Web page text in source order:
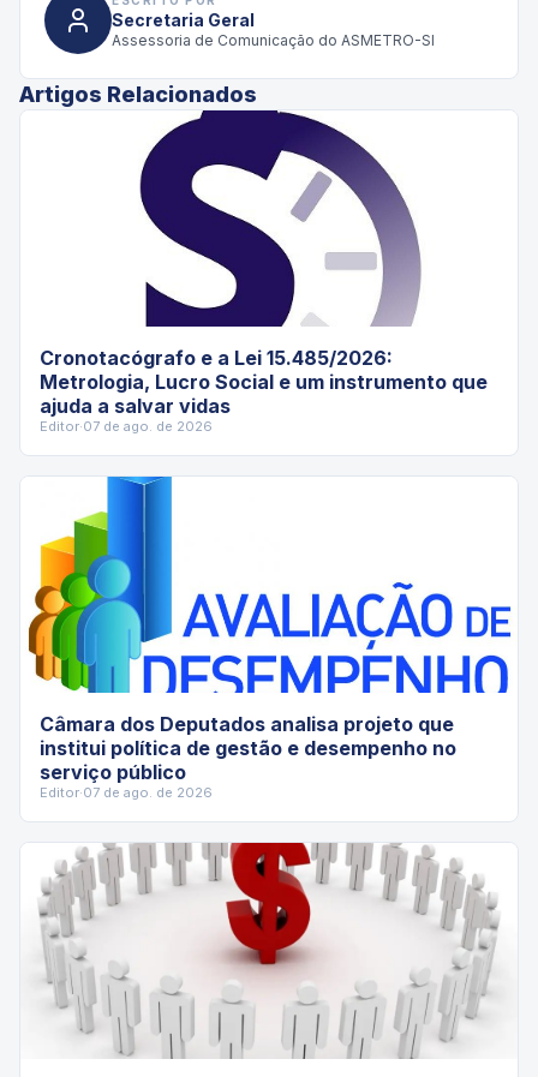
Secretaria Geral
Assessoria de Comunicação do ASMETRO-SI
Artigos Relacionados
Cronotacógrafo e a Lei 15.485/2026:
Metrologia, Lucro Social e um instrumento que
ajuda a salvar vidas
Editor·07 de ago. de 2026
Câmara dos Deputados analisa projeto que
institui política de gestão e desempenho no
serviço público
Editor·07 de ago. de 2026